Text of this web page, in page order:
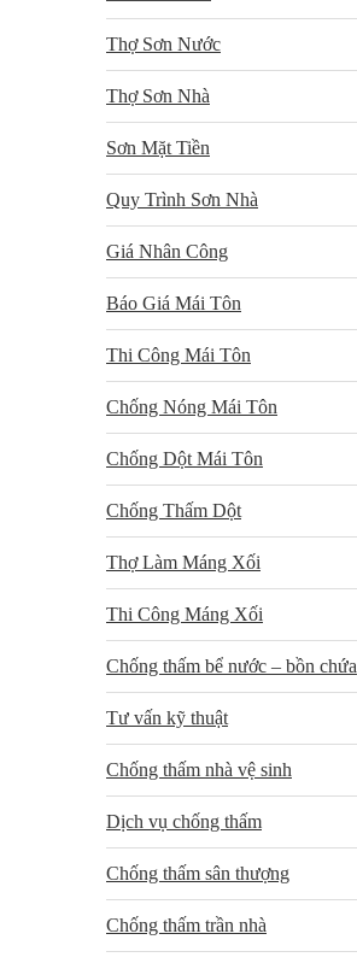
Thợ Sơn Nước
Thợ Sơn Nhà
Sơn Mặt Tiền
Quy Trình Sơn Nhà
Giá Nhân Công
Báo Giá Mái Tôn
Thi Công Mái Tôn
Chống Nóng Mái Tôn
Chống Dột Mái Tôn
Chống Thấm Dột
Thợ Làm Máng Xối
Thi Công Máng Xối
Chống thấm bể nước – bồn chứa
Tư vấn kỹ thuật
Chống thấm nhà vệ sinh
Dịch vụ chống thấm
Chống thấm sân thượng
Chống thấm trần nhà